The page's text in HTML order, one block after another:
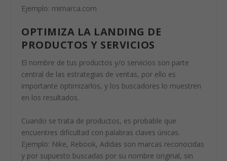
Ejemplo: mimarca.com
OPTIMIZA LA LANDING DE
PRODUCTOS Y SERVICIOS
El nombre de tus productos y/o servicios son parte
central de las estrategias de ventas, por ello es
importante optimizarlos, y los buscadores lo muestren
en los resultados.
Cuando se trata de productos, es probable que
encuentres dificultad con palabras claves únicas.
Ejemplo: Nike, Rebook, Adidas son marcas reconocidas
y por supuesto buscadas por su nombre original, sin